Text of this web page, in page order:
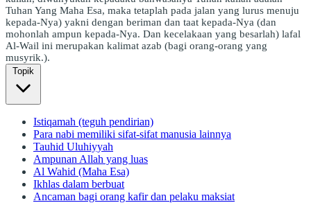
Tuhan Yang Maha Esa, maka tetaplah pada jalan yang lurus menuju
kepada-Nya) yakni dengan beriman dan taat kepada-Nya (dan
mohonlah ampun kepada-Nya. Dan kecelakaan yang besarlah) lafal
Al-Wail ini merupakan kalimat azab (bagi orang-orang yang
musyrik.).
Topik
Istiqamah (teguh pendirian)
Para nabi memiliki sifat-sifat manusia lainnya
Tauhid Uluhiyyah
Ampunan Allah yang luas
Al Wahid (Maha Esa)
Ikhlas dalam berbuat
Ancaman bagi orang kafir dan pelaku maksiat